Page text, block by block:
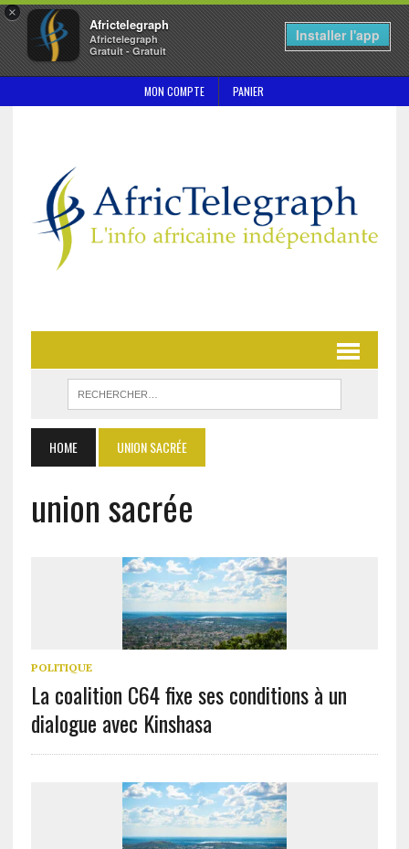
×
Africtelegraph
Africtelegraph
Gratuit - Gratuit
Installer l'app
MON COMPTE PANIER
HOME UNION SACRÉE
union sacrée
POLITIQUE
La coalition C64 fixe ses conditions à un
dialogue avec Kinshasa